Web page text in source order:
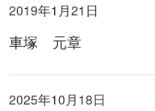
2019年1月21日
車塚 元章
2025年10月18日